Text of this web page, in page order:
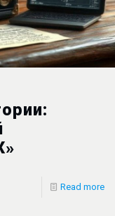
Read more